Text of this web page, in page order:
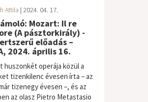
Attila | 2024. 04. 17.
Mozart: Il re
(A pásztorkirály) -
előadás –
2024. április 16.
huszonkét operája közül a
tizenkilenc évesen írta – az
tizenegy évesen –, és az
az olasz Pietro Metastasio